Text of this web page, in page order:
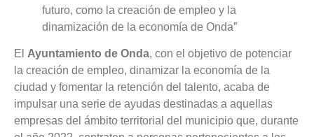
futuro, como la creación de empleo y la
dinamización de la economía de Onda”
El Ayuntamiento de Onda, con el objetivo de potenciar
la creación de empleo, dinamizar la economía de la
ciudad y fomentar la retención del talento, acaba de
impulsar una serie de ayudas destinadas a aquellas
empresas del ámbito territorial del municipio que, durante